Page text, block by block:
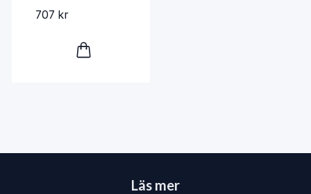
707 kr
Läs mer